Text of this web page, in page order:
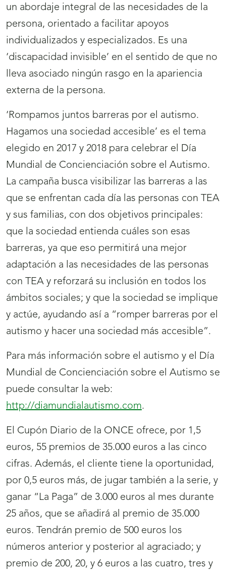
un abordaje integral de las necesidades de la
persona, orientado a facilitar apoyos
individualizados y especializados. Es una
‘discapacidad invisible’ en el sentido de que no
lleva asociado ningún rasgo en la apariencia
externa de la persona.
‘Rompamos juntos barreras por el autismo.
Hagamos una sociedad accesible’ es el tema
elegido en 2017 y 2018 para celebrar el Día
Mundial de Concienciación sobre el Autismo.
La campaña busca visibilizar las barreras a las
que se enfrentan cada día las personas con TEA
y sus familias, con dos objetivos principales:
que la sociedad entienda cuáles son esas
barreras, ya que eso permitirá una mejor
adaptación a las necesidades de las personas
con TEA y reforzará su inclusión en todos los
ámbitos sociales; y que la sociedad se implique
y actúe, ayudando así a “romper barreras por el
autismo y hacer una sociedad más accesible”.
Para más información sobre el autismo y el Día
Mundial de Concienciación sobre el Autismo se
puede consultar la web:
http://diamundialautismo.com.
El Cupón Diario de la ONCE ofrece, por 1,5
euros, 55 premios de 35.000 euros a las cinco
cifras. Además, el cliente tiene la oportunidad,
por 0,5 euros más, de jugar también a la serie, y
ganar “La Paga” de 3.000 euros al mes durante
25 años, que se añadirá al premio de 35.000
euros. Tendrán premio de 500 euros los
números anterior y posterior al agraciado; y
premio de 200, 20, y 6 euros a las cuatro, tres y